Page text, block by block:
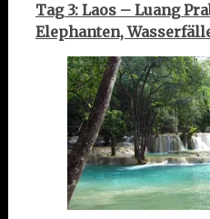
Tag 3: Laos – Luang
Elephanten,